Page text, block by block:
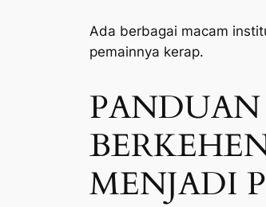
Ada berbagai macam
pemainnya kerap.
MENJADI